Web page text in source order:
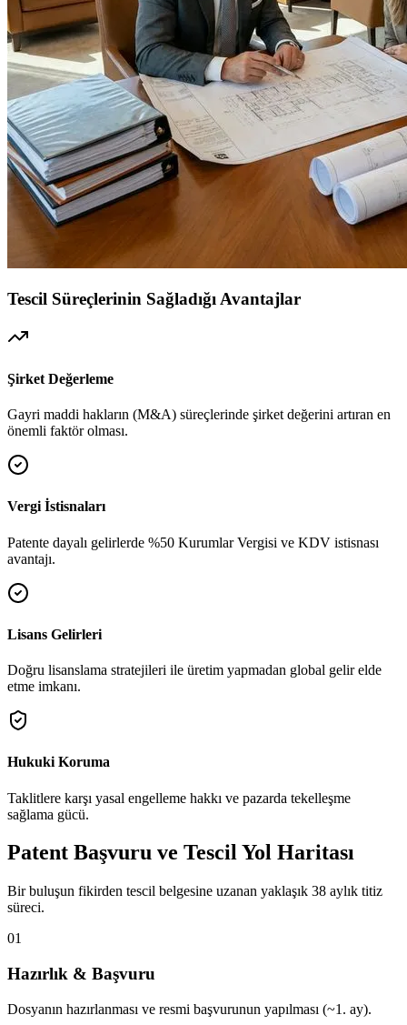
Tescil Süreçlerinin Sağladığı Avantajlar
Şirket Değerleme
Gayri maddi hakların (M&A) süreçlerinde şirket değerini artıran en
önemli faktör olması.
Vergi İstisnaları
Patente dayalı gelirlerde %50 Kurumlar Vergisi ve KDV istisnası
avantajı.
Lisans Gelirleri
Doğru lisanslama stratejileri ile üretim yapmadan global gelir elde
etme imkanı.
Hukuki Koruma
Taklitlere karşı yasal engelleme hakkı ve pazarda tekelleşme
sağlama gücü.
Patent Başvuru ve Tescil Yol Haritası
Bir buluşun fikirden tescil belgesine uzanan yaklaşık 38 aylık titiz
süreci.
01
Hazırlık & Başvuru
Dosyanın hazırlanması ve resmi başvurunun yapılması (~1. ay).